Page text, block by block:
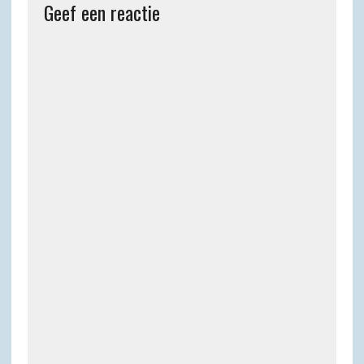
Geef een reactie